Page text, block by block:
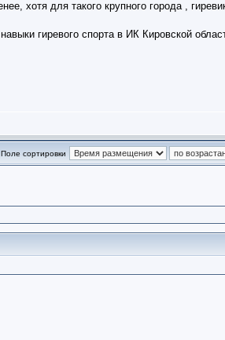
хотя для такого крупного города ,
гиревого спорта в ИК Кировской
Поле сортировки